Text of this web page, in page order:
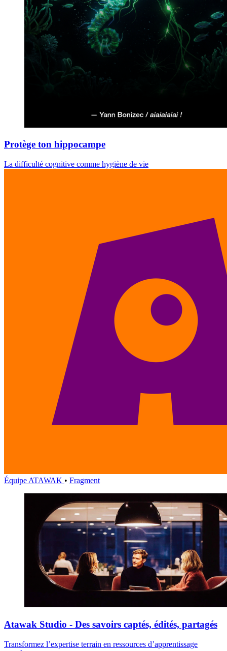
Protège ton hippocampe
La difficulté cognitive comme hygiène de vie
Équipe ATAWAK • Fragment
Atawak Studio - Des savoirs captés, édités, partagés
Transformez l’expertise terrain en ressources d’apprentissage